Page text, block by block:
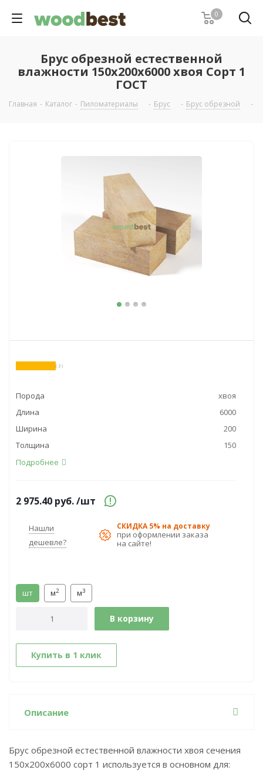
0
Брус обрезной естественной
влажности 150х200х6000 хвоя Сорт 1
ГОСТ
Главная - Каталог - Пиломатериалы - Брус - Брус обрезной -
( 2 )
Порода
хвоя
Длина
6000
Ширина
200
Толщина
150
Подробнее
2 975.40 руб./шт
Нашли
дешевле?
СКИДКА 5% на доставку
при оформлении заказа
на сайте!
шт м2 м3
В корзину
Купить в 1 клик
Описание
Брус обрезной естественной влажности хвоя сечения
150х200x6000 сорт 1 используется в основном для: